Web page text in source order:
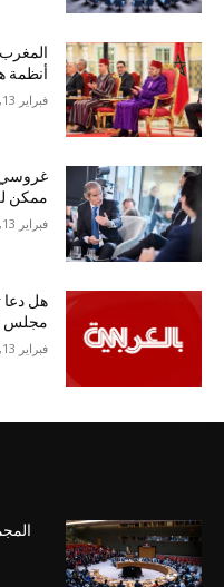
أنظمة
فبراير 13, 2026
غروسي:
ممكن
فبراير 13, 2026
هل دعا
مجلس
فبراير 13, 2026